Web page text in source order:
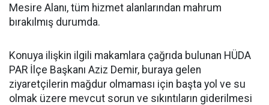
Mesire Alanı, tüm hizmet alanlarından mahrum
bırakılmış durumda.
Konuya ilişkin ilgili makamlara çağrıda bulunan HÜDA
PAR İlçe Başkanı Aziz Demir, buraya gelen
ziyaretçilerin mağdur olmaması için başta yol ve su
olmak üzere mevcut sorun ve sıkıntıların giderilmesi